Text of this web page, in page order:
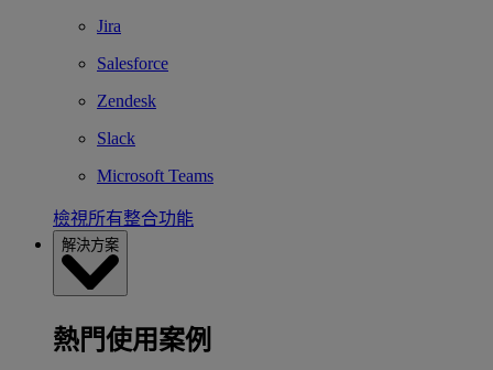
Jira
Salesforce
Zendesk
Slack
Microsoft Teams
檢視所有整合功能
解決方案
熱門使用案例